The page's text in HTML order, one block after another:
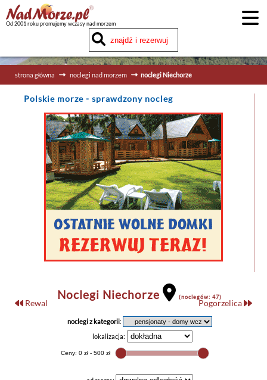
Od 2001 roku promujemy wczasy nad morzem
strona główna noclegi nad morzem noclegi Niechorze
Polskie morze - sprawdzony nocleg
Noclegi Niechorze (noclegów: 47)
Rewal Pogorzelica
noclegi z kategorii:
lokalizacja: